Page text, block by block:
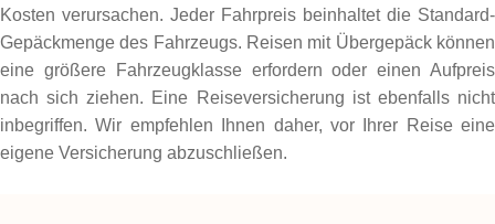
Kosten verursachen. Jeder Fahrpreis beinhaltet die Standard-
Gepäckmenge des Fahrzeugs. Reisen mit Übergepäck können
eine größere Fahrzeugklasse erfordern oder einen Aufpreis
nach sich ziehen. Eine Reiseversicherung ist ebenfalls nicht
inbegriffen. Wir empfehlen Ihnen daher, vor Ihrer Reise eine
eigene Versicherung abzuschließen.